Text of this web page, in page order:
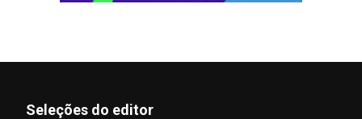
Seleções do editor